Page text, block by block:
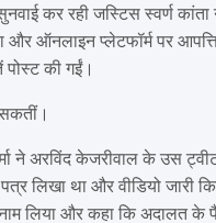
कर रही जस्टिस स्वर्ण
और ऑनलाइन प्लेटफॉर्म पर
पोस्ट की गईं।
ने अरविंद केजरीवाल के उस
लिखा था और वीडियो जारी
नाम लिया और कहा कि अदालत